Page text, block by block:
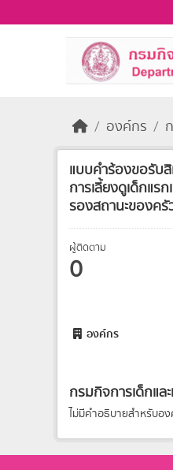
องค์กร
แบบคำร้องขอรับ
การเลี้ยงดูเด็กแ
รองสถานะของครั
ผู้ติดตาม
0
องค์กร
กรมกิจการเด็กแล
ไม่มีคำอธิบายสำหรับอ